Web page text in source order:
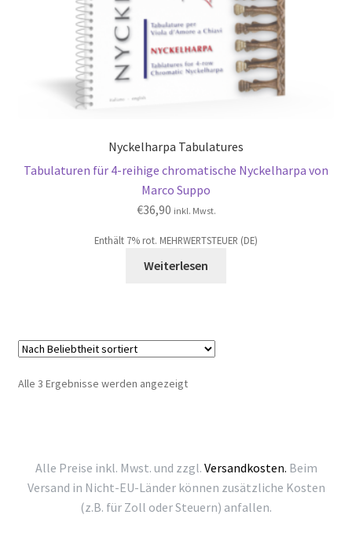
Nyckelharpa Tabulatures
Tabulaturen für 4-reihige chromatische Nyckelharpa von
Marco Suppo
€36,90 inkl. Mwst.
Enthält 7% rot. MEHRWERTSTEUER (DE)
Weiterlesen
Alle 3 Ergebnisse werden angezeigtNach
Alle Preise inkl. Mwst. und zzgl. Versandkosten. Beim
Versand in Nicht-EU-Länder können zusätzliche Kosten
(z.B. für Zoll oder Steuern) anfallen.